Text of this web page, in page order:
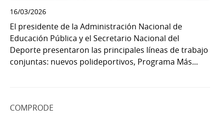
16/03/2026
El presidente de la Administración Nacional de
Educación Pública y el Secretario Nacional del
Deporte presentaron las principales líneas de trabajo
conjuntas: nuevos polideportivos, Programa Más...
COMPRODE